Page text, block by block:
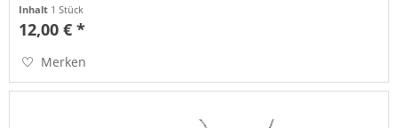
Inhalt 1 Stück
12,00 € *
Merken